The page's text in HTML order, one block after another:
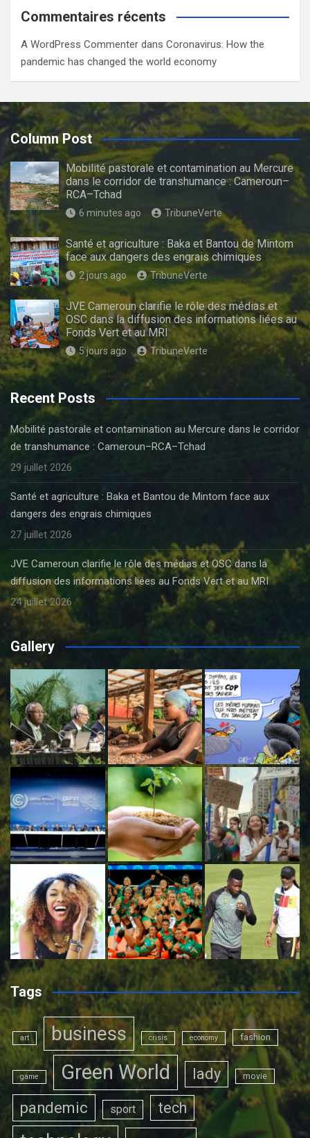
Commentaires récents
A WordPress Commenter dans Coronavirus: How the
pandemic has changed the world economy
Column Post
Mobilité pastorale et contamination au Mercure
dans le corridor de transhumance : Cameroun–
RCA–Tchad
6 minutes ago TribuneVerte
Santé et agriculture : Baka et Bantou de Mintom
face aux dangers des engrais chimiques
2 jours ago TribuneVerte
JVE Cameroun clarifie le rôle des médias et
OSC dans la diffusion des informations liées au
Fonds Vert et au MRI
5 jours ago TribuneVerte
Recent Posts
Mobilité pastorale et contamination au Mercure dans le corridor
de transhumance : Cameroun–RCA–Tchad
29 juillet 2026
Santé et agriculture : Baka et Bantou de Mintom face aux
dangers des engrais chimiques
27 juillet 2026
JVE Cameroun clarifie le rôle des médias et OSC dans la
diffusion des informations liées au Fonds Vert et au MRI
24 juillet 2026
Gallery
Tags
art business crisis economy fashion
game Green World lady movie
pandemic sport tech